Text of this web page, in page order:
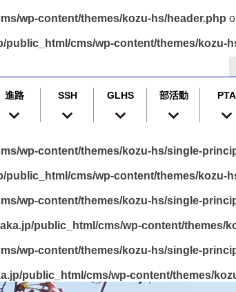
wp-content/themes/kozu-hs/header.php
public_html/cms/wp-content/themes/kozu-
進路 SSH GLHS 部活動 PTA
wp-content/themes/kozu-hs/single-
public_html/cms/wp-content/themes/kozu-
wp-content/themes/kozu-hs/single-
public_html/cms/wp-content/themes/
wp-content/themes/kozu-hs/single-
public_html/cms/wp-content/themes/